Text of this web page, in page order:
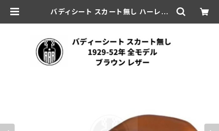
バディシート スカート無し ハーレー